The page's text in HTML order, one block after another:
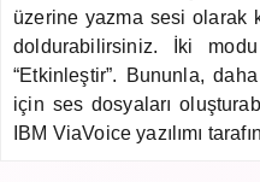
üzerine yazma sesi olarak
doldurabilirsiniz. İki
“Etkinleştir”. Bununla,
için ses dosyaları
IBM ViaVoice yazılımı